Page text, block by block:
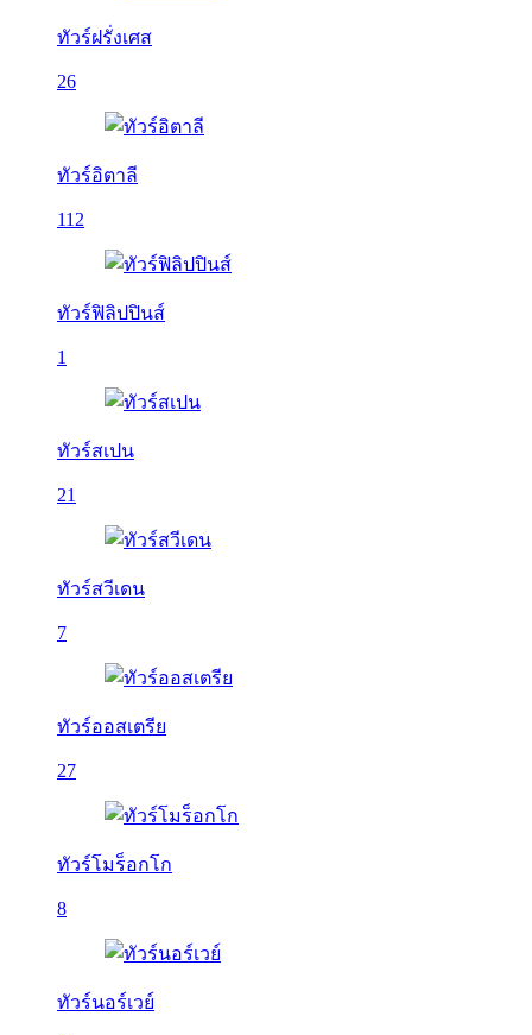
ทัวร์ฝรั่งเศส
26
ทัวร์อิตาลี
112
ทัวร์ฟิลิปปินส์
1
ทัวร์สเปน
21
ทัวร์สวีเดน
7
ทัวร์ออสเตรีย
27
ทัวร์โมร็อกโก
8
ทัวร์นอร์เวย์